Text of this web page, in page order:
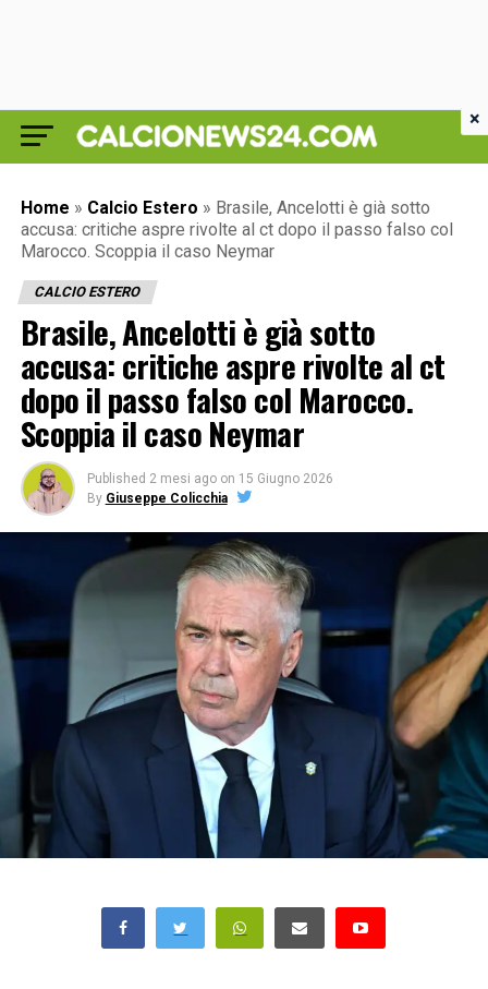
Home » Calcio Estero » Brasile, Ancelotti è già sotto
accusa: critiche aspre rivolte al ct dopo il passo falso col
Marocco. Scoppia il caso Neymar
CALCIO ESTERO
Brasile, Ancelotti è già sotto
accusa: critiche aspre rivolte al ct
dopo il passo falso col Marocco.
Scoppia il caso Neymar
Published 2 mesi ago on 15 Giugno 2026
By Giuseppe Colicchia
×